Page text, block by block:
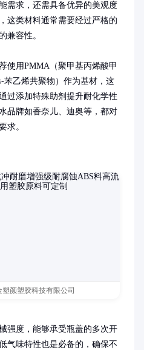
需求，还需具备优异的美观度
这类材料通常需要经过严格的
兼容性。
使用PMMA（聚甲基丙烯酸甲
苯乙烯共聚物）作为基材，这
过添加特殊助剂提升耐化学性
品牌如香奈儿、迪奥等，都对
求。
塑颜塑胶科技有限公司
强度，能够承受瓶盖的多次开
气味特性也是必备的，确保不